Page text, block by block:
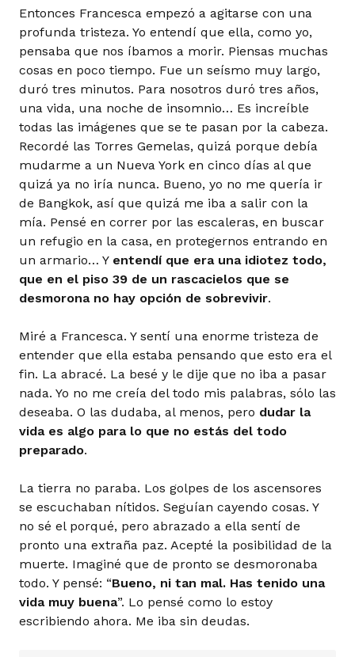
Entonces Francesca empezó a agitarse con una
profunda tristeza. Yo entendí que ella, como yo,
pensaba que nos íbamos a morir. Piensas muchas
cosas en poco tiempo. Fue un seísmo muy largo,
duró tres minutos. Para nosotros duró tres años,
una vida, una noche de insomnio… Es increíble
todas las imágenes que se te pasan por la cabeza.
Recordé las Torres Gemelas, quizá porque debía
mudarme a un Nueva York en cinco días al que
quizá ya no iría nunca. Bueno, yo no me quería ir
de Bangkok, así que quizá me iba a salir con la
mía. Pensé en correr por las escaleras, en buscar
un refugio en la casa, en protegernos entrando en
un armario… Y entendí que era una idiotez todo,
que en el piso 39 de un rascacielos que se
desmorona no hay opción de sobrevivir.
Miré a Francesca. Y sentí una enorme tristeza de
entender que ella estaba pensando que esto era el
fin. La abracé. La besé y le dije que no iba a pasar
nada. Yo no me creía del todo mis palabras, sólo las
deseaba. O las dudaba, al menos, pero dudar la
vida es algo para lo que no estás del todo
preparado.
La tierra no paraba. Los golpes de los ascensores
se escuchaban nítidos. Seguían cayendo cosas. Y
no sé el porqué, pero abrazado a ella sentí de
pronto una extraña paz. Acepté la posibilidad de la
muerte. Imaginé que de pronto se desmoronaba
todo. Y pensé: “Bueno, ni tan mal. Has tenido una
vida muy buena”. Lo pensé como lo estoy
escribiendo ahora. Me iba sin deudas.